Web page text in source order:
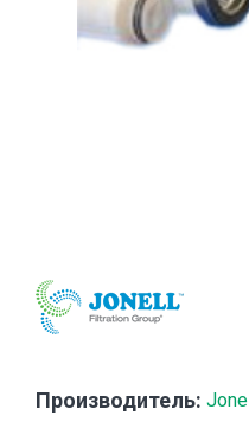
Производитель: Jonell